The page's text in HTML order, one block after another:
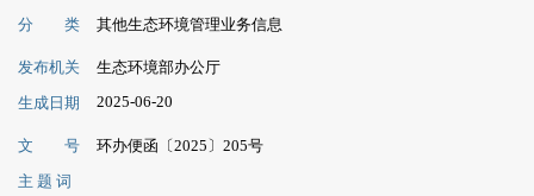
分 类 其他生态环境管理业务信息
发布机关
生态环境部办公厅
生成日期
2025-06-20
文 号
环办便函〔2025〕205号
主 题 词